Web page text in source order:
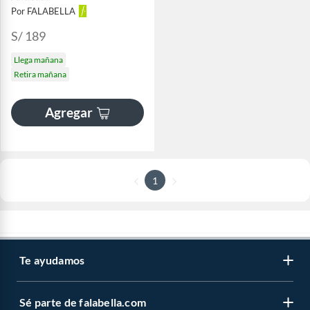
Por FALABELLA
S/ 189
Llega mañana
Retira mañana
Agregar
1
Te ayudamos
Sé parte de falabella.com